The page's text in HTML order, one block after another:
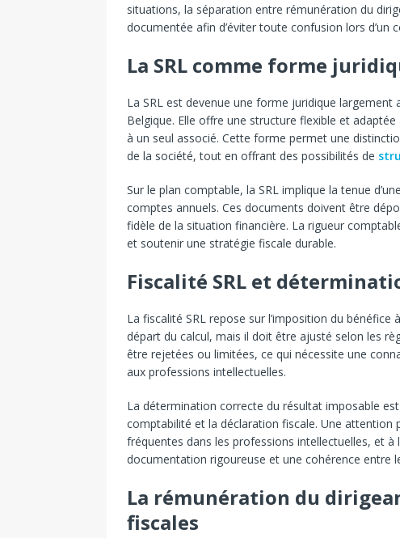
situations, la séparation entre rémunération du
documentée afin d’éviter toute confusion lors d’un
La SRL comme forme
La SRL est devenue une forme juridique
Belgique. Elle offre une structure flexible et
à un seul associé. Cette forme permet une
de la société, tout en offrant des possibilités de
Sur le plan comptable, la SRL implique la tenue
comptes annuels. Ces documents doivent être
fidèle de la situation financière. La rigueur
et soutenir une stratégie fiscale durable.
Fiscalité SRL et
La fiscalité SRL repose sur l’imposition du
départ du calcul, mais il doit être ajusté selon les
être rejetées ou limitées, ce qui nécessite une
aux professions intellectuelles.
La détermination correcte du résultat imposable
comptabilité et la déclaration fiscale. Une
fréquentes dans les professions intellectuelles, et
documentation rigoureuse et une cohérence entre
La rémunération du
fiscales